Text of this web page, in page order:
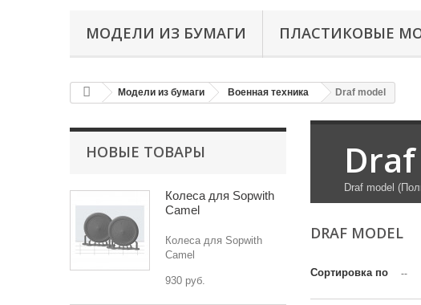
МОДЕЛИ ИЗ БУМАГИ ПЛАСТИКОВЫЕ
Модели из бумаги Военная техника Draf model
НОВЫЕ ТОВАРЫ
Колеса для Sopwith
Camel
Колеса для Sopwith
Camel
930 руб.
Draf model
DRAF MODEL
Сортировка по --